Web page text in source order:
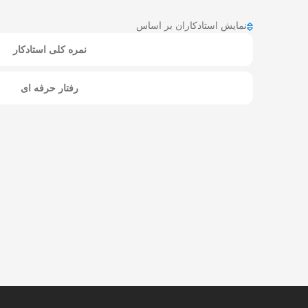
نمایش استادکاران بر اساس
نمره کلی استادکار
رفتار حرفه ای